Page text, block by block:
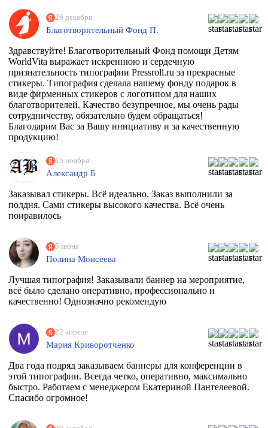
26 декабря
Благотворительный Фонд П.
Здравствуйте! Благотворительный Фонд помощи Детям
WorldVita выражает искреннюю и сердечную
признательность типографии Pressroll.ru за прекрасные
стикеры. Типография сделала нашему фонду подарок в
виде фирменных стикеров с логотипом для наших
благотворителей. Качество безупречное, мы очень рады
сотрудничеству, обязательно будем обращаться!
Благодарим Вас за Вашу инициативу и за качественную
продукцию!
15 ноября
Александр Б
Заказывал стикеры. Всё идеально. Заказ выполнили за
полдня. Сами стикеры высокого качества. Всё очень
понравилось
5 июня
Полина Моисеева
Лучшая типография! Заказывали баннер на мероприятие,
всё было сделано оперативно, профессионально и
качественно! Однозначно рекомендую
22 апреля
Мария Криворотченко
Два года подряд заказываем баннеры для конференции в
этой типографии. Всегда четко, оперативно, максимально
быстро. Работаем с менеджером Екатериной Пантелеевой.
Спасибо огромное!